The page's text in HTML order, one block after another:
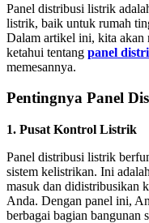
Panel distribusi listrik
listrik, baik untuk rumah
Dalam artikel ini, kita akan
ketahui tentang panel
memesannya.
Pentingnya Panel
1. Pusat Kontrol Listrik
Panel distribusi listrik
sistem kelistrikan. Ini
masuk dan didistribusikan
Anda. Dengan panel ini,
berbagai bagian bangunan